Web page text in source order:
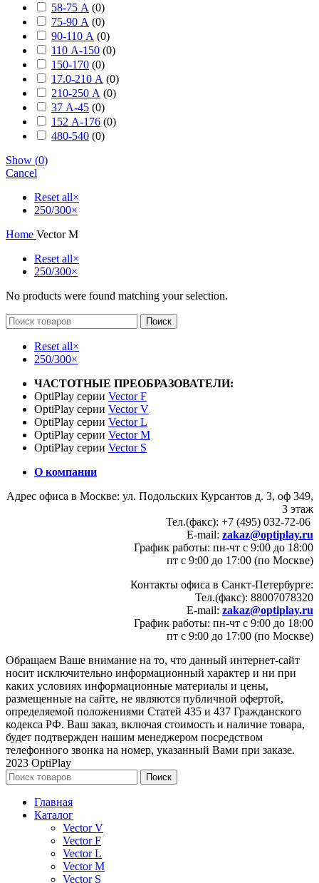
58-75 А (0)
75-90 А (0)
90-110 А (0)
110 А-150 (0)
150-170 (0)
17.0-210 А (0)
210-250 А (0)
37 А-45 (0)
152 А-176 (0)
480-540 (0)
Show (0)
Cancel
Reset all×
250/300×
Home Vector M
Reset all×
250/300×
No products were found matching your selection.
Поиск
Reset all×
250/300×
ЧАСТОТНЫЕ ПРЕОБРАЗОВАТЕЛИ:
OptiPlay серии Vector F
OptiPlay серии Vector V
OptiPlay серии Vector L
OptiPlay серии Vector M
OptiPlay серии Vector S
О компании
Адрес офиса в Москве: ул. Подольских Курсантов д. 3, оф 349,
3 этаж
Тел.(факс): +7 (495) 032-72-06
E-mail: zakaz@optiplay.ru
График работы: пн-чт с 9:00 до 18:00
пт с 9:00 до 17:00 (по Москве)
Контакты офиса в Санкт-Петербурге:
Тел.(факс): 88007078320
E-mail: zakaz@optiplay.ru
График работы: пн-чт с 9:00 до 18:00
пт с 9:00 до 17:00 (по Москве)
Обращаем Ваше внимание на то, что данный интернет-сайт
носит исключительно информационный характер и ни при
каких условиях информационные материалы и цены,
размещенные на сайте, не являются публичной офертой,
определяемой положениями Статей 435 и 437 Гражданского
кодекса РФ. Ваш заказ, включая стоимость и наличие товара,
будет подтвержден нашим менеджером посредством
телефонного звонка на номер, указанный Вами при заказе.
2023 OptiPlay
Поиск
Главная
Каталог
Vector V
Vector F
Vector L
Vector M
Vector S